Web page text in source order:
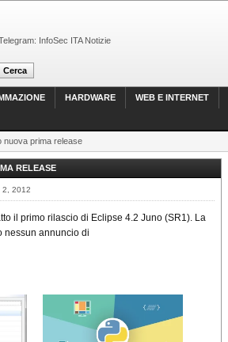
InfoSec ITA Notizie
HARDWARE WEB E INTERNET
nuova prima release
RELEASE
2012
il primo rilascio di Eclipse 4.2 Juno (SR1). La
nessun annuncio di